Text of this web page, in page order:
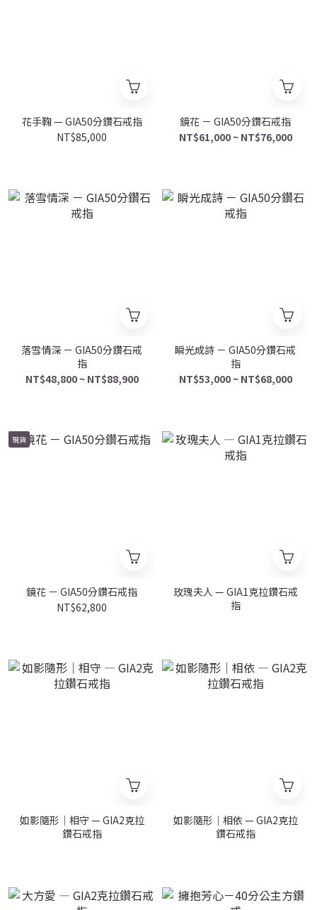
花手鞠 — GIA50分鑽石戒指
NT$85,000
鏡花 － GIA50分鑽石戒指
NT$61,000 ~ NT$76,000
落雪情深 － GIA50分鑽石戒
指
NT$48,800 ~ NT$88,900
瞬光成詩 － GIA50分鑽石戒
指
NT$53,000 ~ NT$68,000
現貨
鏡花 － GIA50分鑽石戒指
NT$62,800
玫瑰夫人 — GIA1克拉鑽石戒
指
如影隨形｜相守 — GIA2克拉
鑽石戒指
如影隨形｜相依 — GIA2克拉
鑽石戒指